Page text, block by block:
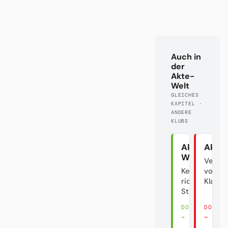
Auch in
der
Akte-
Welt
GLEICHES
KAPITEL ·
ANDERE
KLUBS
Akte
Wolfsburg
Keine
richtige
Stadt?!
DORT LESEN
→
Akte
vom
DORT
→